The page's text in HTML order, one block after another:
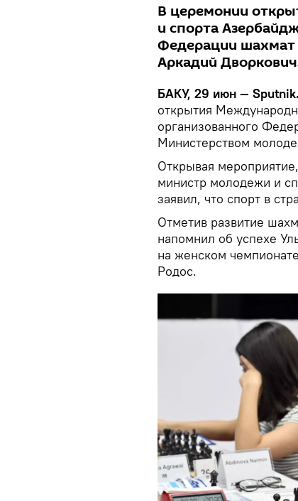
В церемонии
и спорта
Федерации
Аркадий
БАКУ, 29 июн — Sputnik.
открытия
организованного
Министерством
Открывая
министр молодежи и
заявил, что спорт в
Отметив развитие
напомнил об успехе
на женском
Родос.